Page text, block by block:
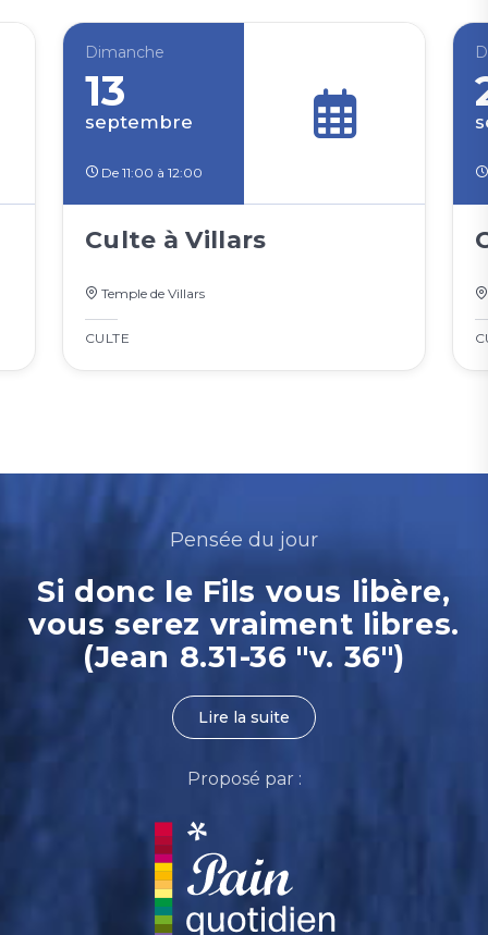
Dimanche
13
septembre
De 11:00 à 12:00
Culte à Villars
Temple de Villars
CULTE
Pensée du jour
Si donc le Fils vous libère,
vous serez vraiment libres.
(Jean 8.31-36 "v. 36")
Lire la suite
Proposé par :